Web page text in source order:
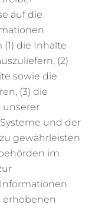
auf die
die Inhalte
(2)
sowie die
(3) die
unserer
und der
gewährleisten
im
erhobenen